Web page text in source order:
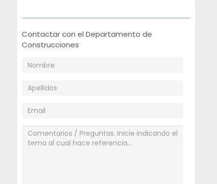
Contactar con el Departamento de
Construcciones